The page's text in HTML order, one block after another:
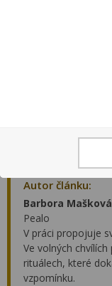
Autor článku:
Barbora Mašková
Pealo
V práci propojuje
Ve volných
rituálech, které
vzpomínku.